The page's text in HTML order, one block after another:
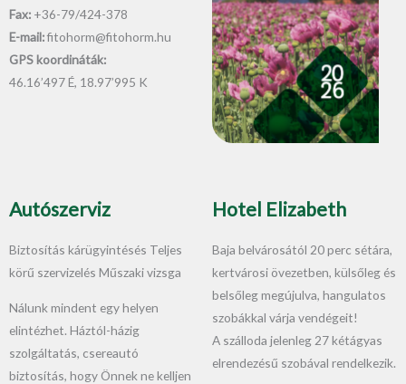
Fax: +36-79/424-378
E-mail:fitohorm@fitohorm.hu
GPS koordináták:
46.16’497 É, 18.97’995 K
Autószerviz
Biztosítás kárügyintésés Teljes
körű szervizelés Műszaki vizsga
Nálunk mindent egy helyen
elintézhet. Háztól-házig
szolgáltatás, csereautó
biztosítás, hogy Önnek ne kelljen
Hotel Elizabeth
Baja belvárosától 20 perc sétára,
kertvárosi övezetben, külsőleg és
belsőleg megújulva, hangulatos
szobákkal várja vendégeit!
A szálloda jelenleg 27 kétágyas
elrendezésű szobával rendelkezik.